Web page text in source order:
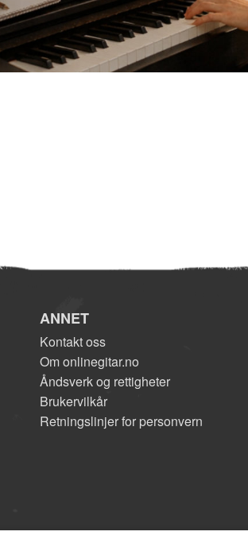
ANNET
Kontakt oss
Om onlinegitar.no
Åndsverk og rettigheter
Brukervilkår
Retningslinjer for personvern